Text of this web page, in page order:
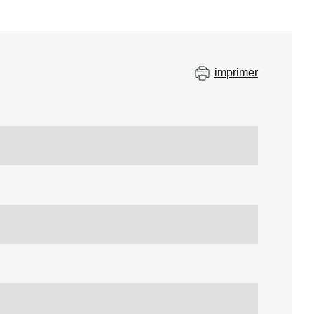
imprimer